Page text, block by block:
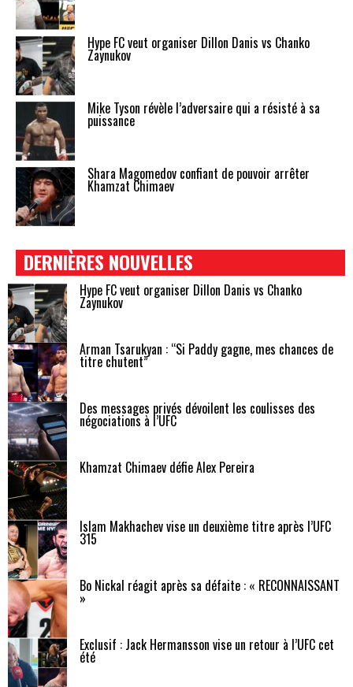
Hype FC veut organiser Dillon Danis vs Chanko
Zaynukov
Mike Tyson révèle l’adversaire qui a résisté à sa
puissance
Shara Magomedov confiant de pouvoir arrêter
Khamzat Chimaev
DERNIÈRES NOUVELLES
Hype FC veut organiser Dillon Danis vs Chanko
Zaynukov
Arman Tsarukyan : “Si Paddy gagne, mes chances de
titre chutent”
Des messages privés dévoilent les coulisses des
négociations à l’UFC
Khamzat Chimaev défie Alex Pereira
Islam Makhachev vise un deuxième titre après l’UFC
315
Bo Nickal réagit après sa défaite : « RECONNAISSANT
»
Exclusif : Jack Hermansson vise un retour à l’UFC cet
été